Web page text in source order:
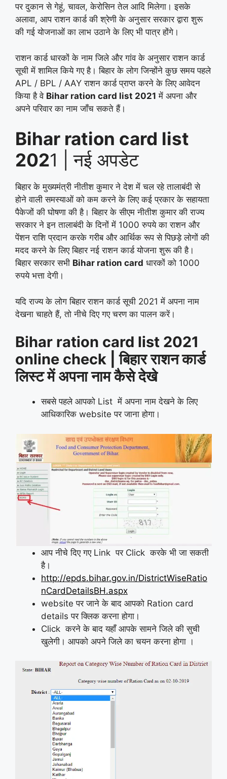
पर दुकान से गेहूं, चावल, केरोसिन तेल आदि मिलेगा। इसके
अलावा, आप राशन कार्ड की श्रेणी के अनुसार सरकार द्वारा शुरू
की गई योजनाओं का लाभ उठाने के लिए भी पात्र होंगे।
राशन कार्ड धारकों के नाम जिले और गांव के अनुसार राशन कार्ड
सूची में शामिल किये गए है। बिहार के लोग जिन्होंने कुछ समय पहले
APL / BPL / AAY राशन कार्ड प्राप्त करने के लिए आवेदन
किया है वे Bihar ration card list 2021 में अपना और
अपने परिवार का नाम जाँच सकते हैं।
Bihar ration card list
2021 | नई अपडेट
बिहार के मुख्यमंत्री नीतीश कुमार ने देश में चल रहे तालाबंदी से
होने वाली समस्याओं को कम करने के लिए कई प्रकार के सहायता
पैकेजों की घोषणा की है। बिहार के सीएम नीतीश कुमार की राज्य
सरकार ने इन तालाबंदी के दिनों में 1000 रुपये का राशन और
पेंशन राशि प्रदान करके गरीब और आर्थिक रूप से पिछड़े लोगों की
मदद करने के लिए बिहार नई राशन कार्ड योजना शुरू की है।
बिहार सरकार सभी Bihar ration card धारकों को 1000
रुपये भत्ता देगी।
यदि राज्य के लोग बिहार राशन कार्ड सूची 2021 में अपना नाम
देखना चाहते हैं, तो नीचे दिए गए चरण का पालन करें।
Bihar ration card list 2021
online check | बिहार राशन कार्ड
लिस्ट में अपना नाम कैसे देखे
सबसे पहले आपको List में अपना नाम देखने के लिए
आधिकारिक website पर जाना होगा।
आप नीचे दिए गए Link पर Click करके भी जा सकती
है।
http://epds.bihar.gov.in/DistrictWiseRatio
nCardDetailsBH.aspx
website पर जाने के बाद आपको Ration card
details पर क्लिक करना होगा।
Click करने के बाद यहाँ आपके सामने जिले की सुची
खुलेगी। आपको अपने जिले का चयन करना होगा ।